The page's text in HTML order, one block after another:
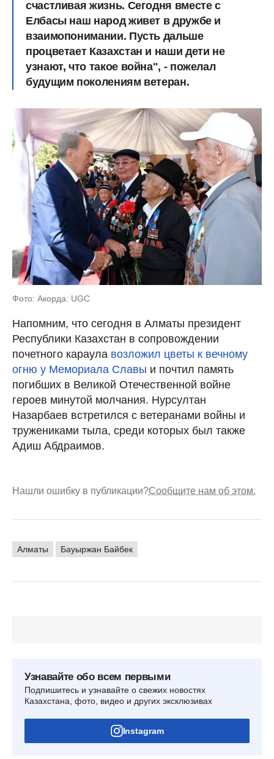
счастливая жизнь. Сегодня вместе с
Елбасы наш народ живет в дружбе и
взаимопонимании. Пусть дальше
процветает Казахстан и наши дети не
узнают, что такое война", - пожелал
будущим поколениям ветеран.
Фото: Акорда: UGC
Напомним, что сегодня в Алматы президент
Республики Казахстан в сопровождении
почетного караула возложил цветы к вечному
огню у Мемориала Славы и почтил память
погибших в Великой Отечественной войне
героев минутой молчания. Нурсултан
Назарбаев встретился с ветеранами войны и
тружениками тыла, среди которых был также
Адиш Абдраимов.
Нашли ошибку в публикации?Сообщите нам об этом.
Алматы Бауыржан Байбек
Узнавайте обо всем первыми
Подпишитесь и узнавайте о свежих новостях
Казахстана, фото, видео и других эксклюзивах
Instagram